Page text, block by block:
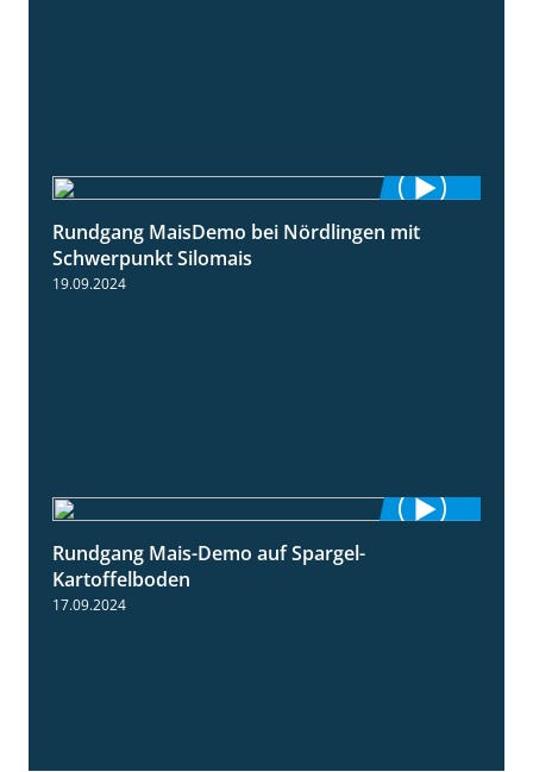
10:51
Rundgang MaisDemo bei Nördlingen mit
Schwerpunkt Silomais
19.09.2024
Rundgang Mais-Demo auf Spargel-
Kartoffelboden
17.09.2024